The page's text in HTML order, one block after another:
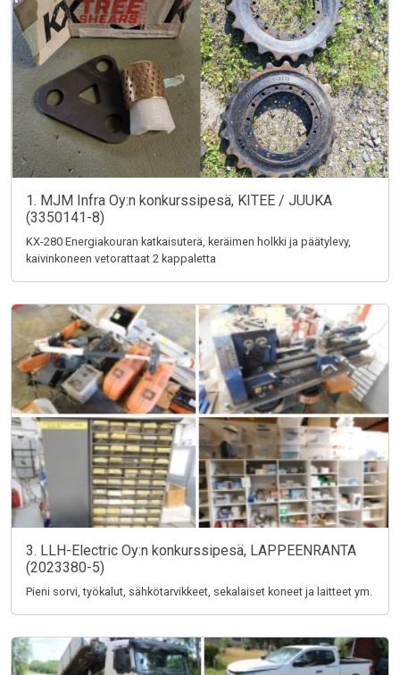
1. MJM Infra Oy:n konkurssipesä, KITEE / JUUKA
(3350141-8)
KX-280 Energiakouran katkaisuterä, keräimen holkki ja päätylevy,
kaivinkoneen vetorattaat 2 kappaletta
3. LLH-Electric Oy:n konkurssipesä, LAPPEENRANTA
(2023380-5)
Pieni sorvi, työkalut, sähkötarvikkeet, sekalaiset koneet ja laitteet ym.